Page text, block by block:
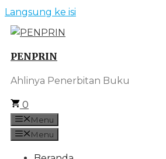
Langsung ke isi
PENPRIN
Ahlinya Penerbitan Buku
0
Menu
Menu